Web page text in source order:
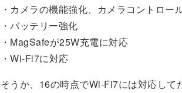
・カメラの機能強化、カメラコントロー
・バッテリー強化
・MagSafeが25W充電に対応
・Wi-Fi7に対応
そうか、16の時点でWi-Fi7には対応して